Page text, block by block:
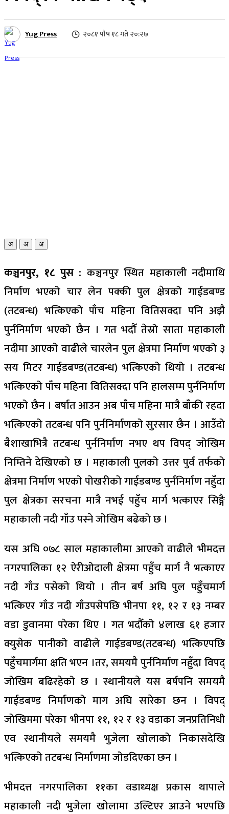
Yug Press २०८१ पौष १८ गते २०:२७
अ अ अ
कञ्चनपुर, १८ पुस : कञ्चनपुर स्थित महाकाली नदीमाथि
निर्माण भएको चार लेन पक्की पुल क्षेत्रको गाईडबण्ड
(तटबन्ध) भत्किएको पाँच महिना वितिसक्दा पनि अझै
पुर्ननिर्माण भएको छैन । गत भदौँ तेस्रो साता महाकाली
नदीमा आएको वाढीले चारलेन पुल क्षेत्रमा निर्माण भएको ३
सय मिटर गाईडबण्ड(तटबन्ध) भत्किएको थियो । तटबन्ध
भत्किएको पाँच महिना वितिसक्दा पनि हालसम्म पुर्ननिर्माण
भएको छैन । बर्षात आउन अब पाँच महिना मात्रै बाँकी रहदा
भत्किएको तटबन्ध पनि पुर्ननिर्माणको सुरसार छैन । आउँदो
बैशाखाभित्रै तटबन्ध पुर्ननिर्माण नभए थप विपद् जोखिम
निम्तिने देखिएको छ । महाकाली पुलको उत्तर पुर्व तर्फको
क्षेत्रमा निर्माण भएको पोखरीको गाईडबण्ड पुर्ननिर्माण नहुँदा
पुल क्षेत्रका सरचना मात्रै नभई पहुँच मार्ग भत्काएर सिङ्गै
महाकाली नदी गाँउ पस्ने जोखिम बढेको छ ।
यस अघि ०७८ साल महाकालीमा आएको वाढीले भीमदत्त
नगरपालिका १२ ऐरीओदाली क्षेत्रमा पहुँच मार्ग नै भत्काएर
नदी गाँउ पसेको थियो । तीन बर्ष अघि पुल पहुँचमार्ग
भत्किएर गाँउ नदी गाँउपसेपछि भीनपा ११, १२ र १३ नम्बर
वडा डुवानमा परेका थिए । गत भदौँको ४लाख ६१ हजार
क्युसेक पानीको वाढीले गाईडबण्ड(तटबन्ध) भत्किएपछि
पहुँचमार्गमा क्षति भएन ।तर, समयमै पुर्ननिर्माण नहुँदा विपद्
जोखिम बढिरहेको छ । स्थानीयले यस बर्षपनि समयमै
गाईडबण्ड निर्माणको माग अघि सारेका छन । विपद्
जोखिममा परेका भीनपा ११, १२ र १३ वडाका जनप्रतिनिधी
एव स्थानीयले समयमै भुजेला खोलाको निकासदेखि
भत्किएको तटबन्ध निर्माणमा जोडदिएका छन ।
भीमदत्त नगरपालिका ११का वडाध्यक्ष प्रकास थापाले
महाकाली नदी भुजेला खोलामा उल्टिएर आउने भएपछि